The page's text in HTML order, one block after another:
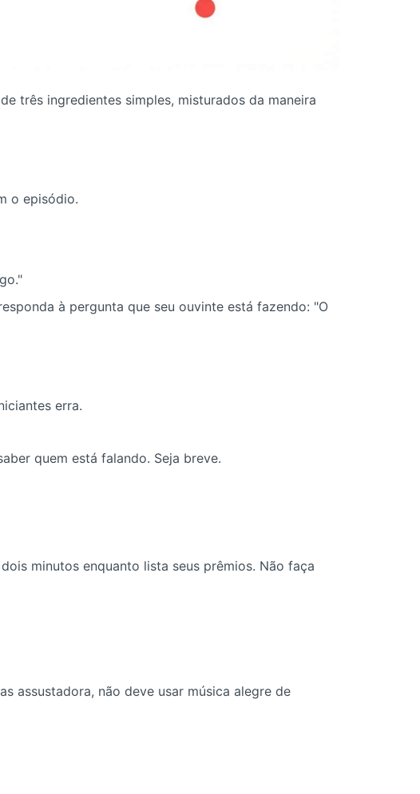
três ingredientes simples, misturados da maneira
o episódio.
à pergunta que seu ouvinte está fazendo: "O
erra.
quem está falando. Seja breve.
minutos enquanto lista seus prêmios. Não faça
assustadora, não deve usar música alegre de